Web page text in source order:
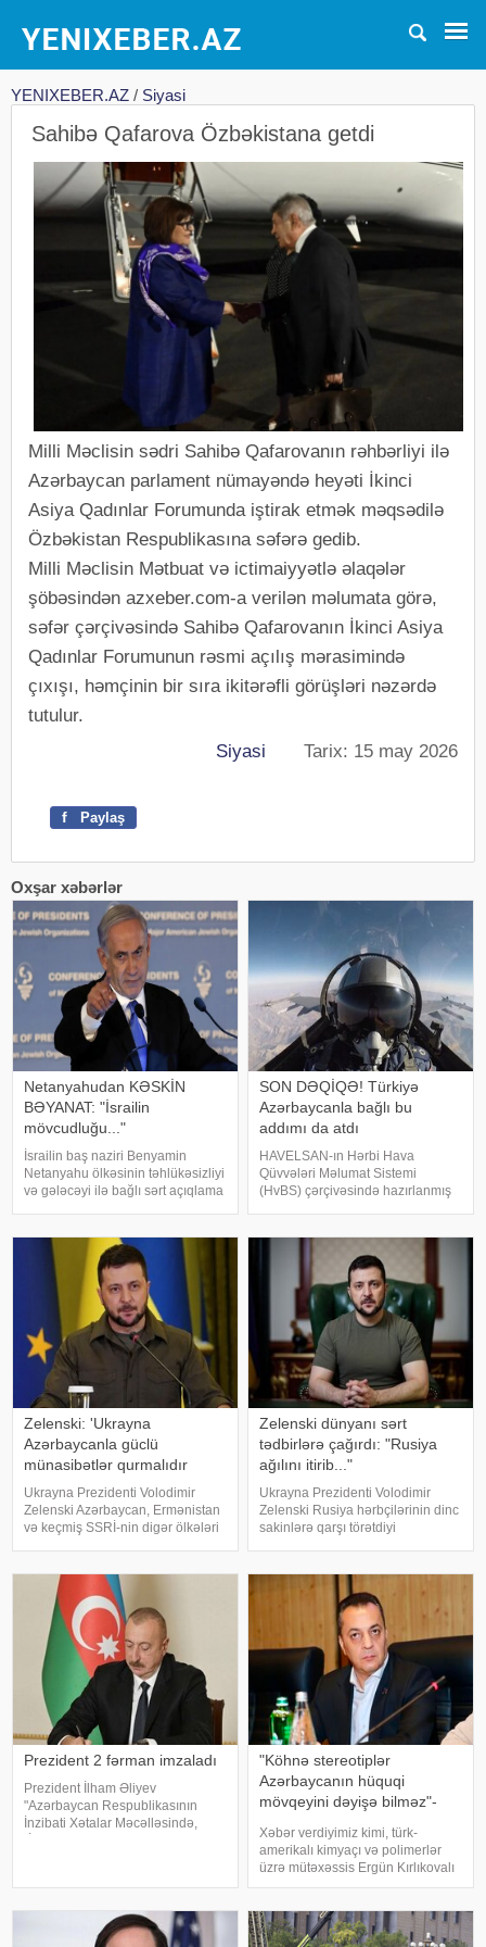
YENIXEBER.AZ / Siyasi
Sahibə Qafarova Özbəkistana getdi
Milli Məclisin sədri Sahibə Qafarovanın rəhbərliyi ilə
Azərbaycan parlament nümayəndə heyəti İkinci
Asiya Qadınlar Forumunda iştirak etmək məqsədilə
Özbəkistan Respublikasına səfərə gedib.
Milli Məclisin Mətbuat və ictimaiyyətlə əlaqələr
şöbəsindən azxeber.com-a verilən məlumata görə,
səfər çərçivəsində Sahibə Qafarovanın İkinci Asiya
Qadınlar Forumunun rəsmi açılış mərasimində
çıxışı, həmçinin bir sıra ikitərəfli görüşləri nəzərdə
tutulur.
Siyasi Tarix: 15 may 2026
f Paylaş
Oxşar xəbərlər
Netanyahudan KƏSKİN
BƏYANAT: "İsrailin
mövcudluğu..."
İsrailin baş naziri Benyamin
Netanyahu ölkəsinin təhlükəsizliyi
və gələcəyi ilə bağlı sərt açıqlama
suverenliyinin heç bir halda
güzəştə gedilməyəcək əsas prinsi
SON DƏQİQƏ! Türkiyə
Azərbaycanla bağlı bu
addımı da atdı
HAVELSAN-ın Hərbi Hava
Qüvvələri Məlumat Sistemi
(HvBS) çərçivəsində hazırlanmış
inventarına daxil edilib. Türkiyə
mətbuatına istinadla bildirir ki,
Azərbaycan Hərb
Zelenski: 'Ukrayna
Azərbaycanla güclü
münasibətlər qurmalıdır
Ukrayna Prezidenti Volodimir
Zelenski Azərbaycan, Ermənistan
və keçmiş SSRİ-nin digər ölkələri
xəbər verir ki, bu barədə o,
"Telegram" kanalında yazıb
Zelenski dünyanı sərt
tədbirlərə çağırdı: "Rusiya
ağılını itirib..."
Ukrayna Prezidenti Volodimir
Zelenski Rusiya hərbçilərinin dinc
sakinlərə qarşı törətdiyi
dərhal hərəkətə keçməyə çağırıb.
xəbər verir ki, Ukrayna lideri b
Prezident 2 fərman imzaladı
Prezident İlham Əliyev
"Azərbaycan Respublikasının
İnzibati Xətalar Məcəlləsində,
informasiyadan qorunmas
"Köhnə stereotiplər
Azərbaycanın hüquqi
mövqeyini dəyişə bilməz"-
Xəbər verdiyimiz kimi, türk-
amerikalı kimyaçı və polimerlər
üzrə mütəxəssis Ergün Kırlıkovalı
Ruben Vardanyanı dəstəkləməsi
gəlməkdən imtina etməsi ilə
əlaqədar amerikalı risk